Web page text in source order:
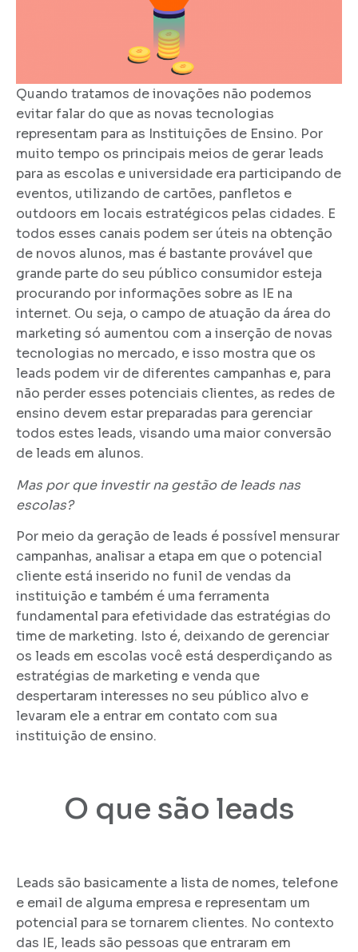
Quando tratamos de inovações não podemos
evitar falar do que as novas tecnologias
representam para as Instituições de Ensino. Por
muito tempo os principais meios de gerar leads
para as escolas e universidade era participando de
eventos, utilizando de cartões, panfletos e
outdoors em locais estratégicos pelas cidades. E
todos esses canais podem ser úteis na obtenção
de novos alunos, mas é bastante provável que
grande parte do seu público consumidor esteja
procurando por informações sobre as IE na
internet. Ou seja, o campo de atuação da área do
marketing só aumentou com a inserção de novas
tecnologias no mercado, e isso mostra que os
leads podem vir de diferentes campanhas e, para
não perder esses potenciais clientes, as redes de
ensino devem estar preparadas para gerenciar
todos estes leads, visando uma maior conversão
de leads em alunos.
Mas por que investir na gestão de leads nas
escolas?
Por meio da geração de leads é possível mensurar
campanhas, analisar a etapa em que o potencial
cliente está inserido no funil de vendas da
instituição e também é uma ferramenta
fundamental para efetividade das estratégias do
time de marketing. Isto é, deixando de gerenciar
os leads em escolas você está desperdiçando as
estratégias de marketing e venda que
despertaram interesses no seu público alvo e
levaram ele a entrar em contato com sua
instituição de ensino.
O que são leads
Leads são basicamente a lista de nomes, telefone
e email de alguma empresa e representam um
potencial para se tornarem clientes. No contexto
das IE, leads são pessoas que entraram em